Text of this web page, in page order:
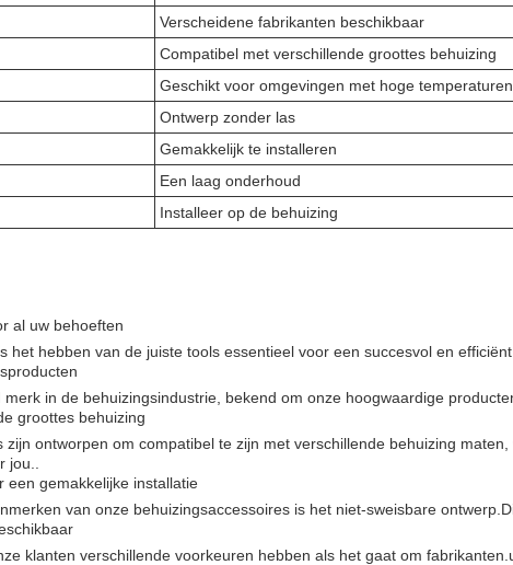
Verscheidene fabrikanten beschikbaar
Compatibel met verschillende groottes behuizing
Geschikt voor omgevingen met hoge temperaturen
Ontwerp zonder las
Gemakkelijk te installeren
Een laag onderhoud
Installeer op de behuizing
al uw behoeften
het hebben van de juiste tools essentieel voor een succesvol en
in de behuizingsindustrie, bekend om onze hoogwaardige
groottes behuizing
zijn ontworpen om compatibel te zijn met verschillende behuizing
een gemakkelijke installatie
van onze behuizingsaccessoires is het niet-sweisbare
klanten verschillende voorkeuren hebben als het gaat om